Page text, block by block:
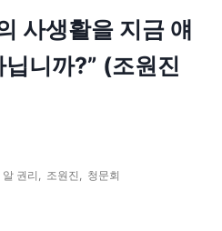
사생활을 지금 얘
니까?” (조원진
알 권리 , 조원진 , 청문회